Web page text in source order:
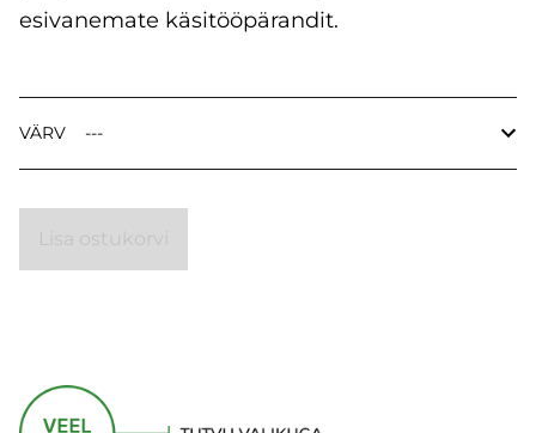
esivanemate käsitööpärandit.
VÄRV